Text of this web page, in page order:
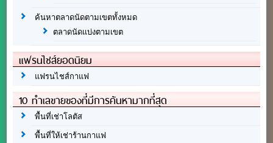
ค้นหาตลาดนัดตามเขตทั้งหมด
ตลาดนัดแบ่งตามเขต
แฟรนไชส์ยอดนิยม
แฟรนไชส์กาแฟ
10 ทำเลขายของที่มีการค้นหามากที่สุด
พื้นที่เช่าโลตัส
พื้นที่ให้เช่าร้านกาแฟ